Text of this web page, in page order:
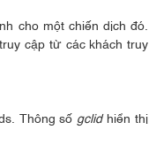
cho một chiến dịch đó.
cập từ các khách truy
Thông số gclidhiển thị